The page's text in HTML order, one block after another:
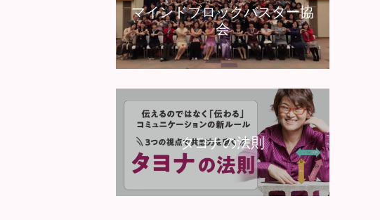
マインドブロックバスター協
会
タヨナの法則